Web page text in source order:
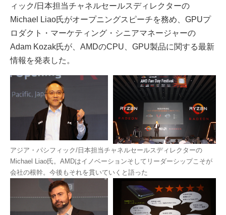
ィック/日本担当チャネルセールスディレクターの
Michael Liao氏がオープニングスピーチを務め、GPUプ
ロダクト・マーケティング・シニアマネージャーの
Adam Kozak氏が、AMDのCPU、GPU製品に関する最新
情報を発表した。
アジア・パシフィック/日本担当チャネルセールスディレクターの
Michael Liao氏。AMDはイノベーションそしてリーダーシップこそが
会社の根幹。今後もそれを貫いていくと語った